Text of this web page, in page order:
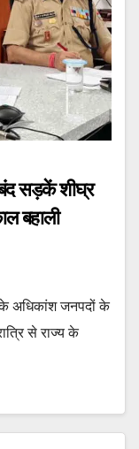
सड़कें शीघ्र
बहाली
के अधिकांश जनपदों के
से राज्य के